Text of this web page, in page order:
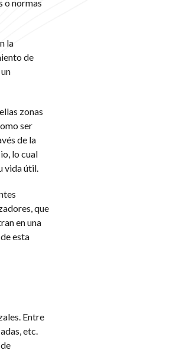
o normas
la
de
zonas
ser
de la
lo cual
vida útil.
que
en una
esta
Entre
etc.